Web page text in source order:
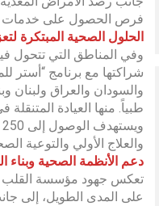
فرص الحصول على خدمات
الحلول الصحية المبتكرة
وفي المناطق التي تتحول
والعلاج الأولي والتوعية
دعم الأنظمة الصحية وبناء
تعكس جهود مؤسسة القلب
على المدى الطويل، إلى